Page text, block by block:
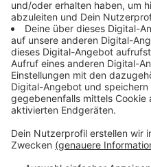
Ausbildungsstellen im
unbesetzt.
Dazu komme, dass fast
Ausbildungsvertrag
Besonders drastisch
Gesellenbrief durch. Die